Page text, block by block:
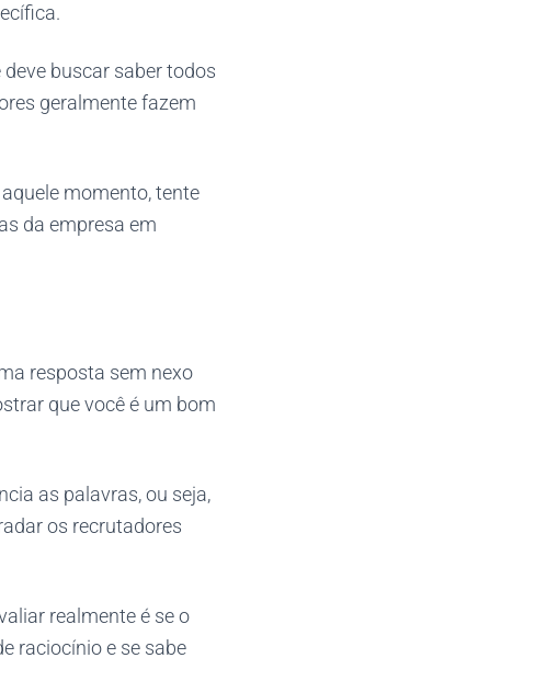
buscar saber todos
geralmente fazem
momento, tente
da empresa em
resposta sem nexo
que você é um bom
as palavras, ou seja,
os recrutadores
realmente é se o
raciocínio e se sabe